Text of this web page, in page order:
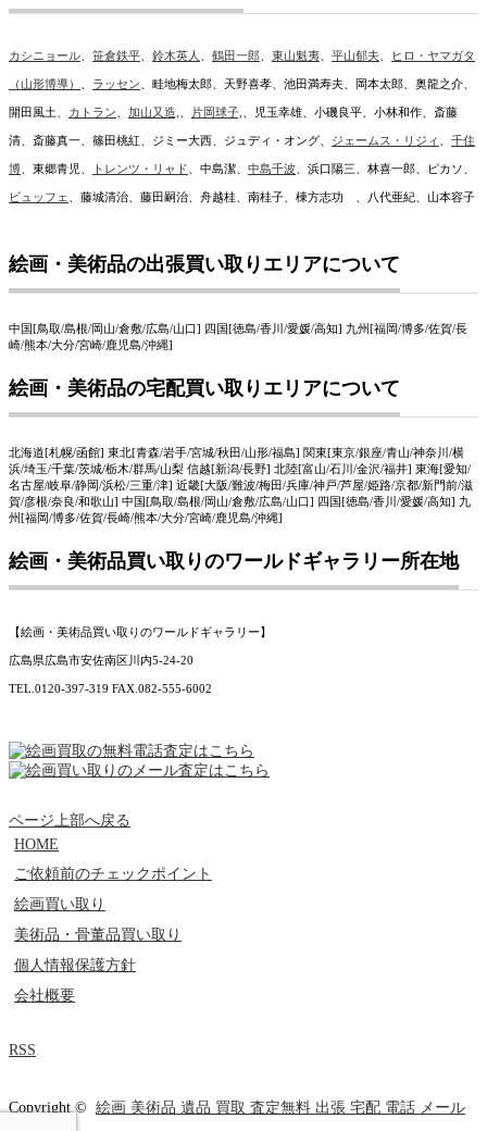
カシニョール 笹倉鉄平 鈴木英人 鶴田一郎 東山魁夷 平山郁夫 ヒロ・ヤマガタ
（山形博導） ラッセン 、畦地梅太郎、天野喜孝、池田満寿夫、岡本太郎、奥龍之介、
開田風土、 カトラン 加山又造, 片岡球子, 、児玉幸雄、小磯良平、小林和作、斎藤
清、斎藤真一、篠田桃紅、ジミー大西、ジュディ・オング、 ジェームス・リジィ 千住
博 、東郷青児、 トレンツ・リャド 、中島潔、 中島千波 、浜口陽三、林喜一郎、ピカソ、
ビュッフェ 、藤城清治、藤田嗣治、舟越桂、南桂子、棟方志功 、八代亜紀、山本容子
絵画・美術品の出張買い取りエリアについて
中国[鳥取/島根/岡山/倉敷/広島/山口] 四国[徳島/香川/愛媛/高知] 九州[福岡/博多/佐賀/長
崎/熊本/大分/宮崎/鹿児島/沖縄]
絵画・美術品の宅配買い取りエリアについて
北海道[札幌/函館] 東北[青森/岩手/宮城/秋田/山形/福島] 関東[東京/銀座/青山/神奈川/横
浜/埼玉/千葉/茨城/栃木/群馬/山梨 信越[新潟/長野] 北陸[富山/石川/金沢/福井] 東海[愛知/
名古屋/岐阜/静岡/浜松/三重/津] 近畿[大阪/難波/梅田/兵庫/神戸/芦屋/姫路/京都/新門前/滋
賀/彦根/奈良/和歌山] 中国[鳥取/島根/岡山/倉敷/広島/山口] 四国[徳島/香川/愛媛/高知] 九
州[福岡/博多/佐賀/長崎/熊本/大分/宮崎/鹿児島/沖縄]
絵画・美術品買い取りのワールドギャラリー所在地
【絵画・美術品買い取りのワールドギャラリー】
広島県広島市安佐南区川内5-24-20
TEL.0120-397-319 FAX.082-555-6002
ページ上部へ戻る
HOME
ご依頼前のチェックポイント
絵画買い取り
美術品・骨董品買い取り
個人情報保護方針
会社概要
RSS
Copyright © 絵画 美術品 遺品 買取 査定無料 出張 宅配 電話 メール